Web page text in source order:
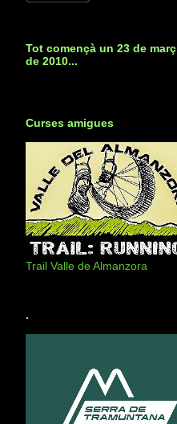
Tot començà un 23 de març
de 2010...
Curses amigues
Trail Valle de Almanzora
.